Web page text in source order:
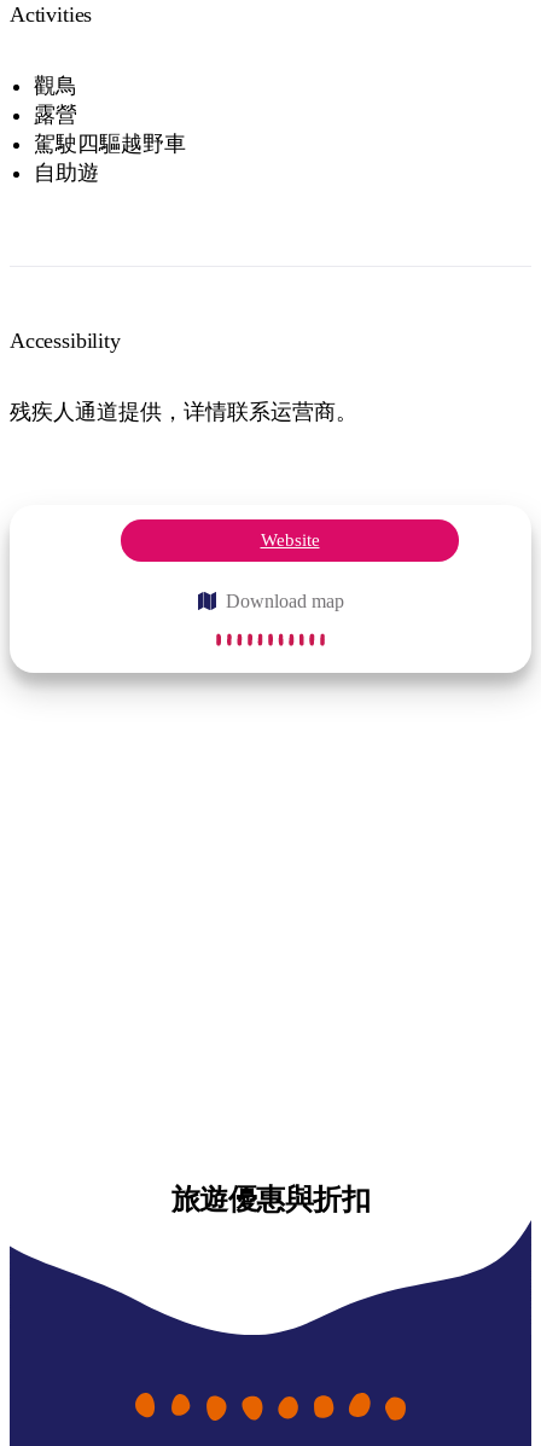
Activities
觀鳥
露營
駕駛四驅越野車
自助遊
Accessibility
残疾人通道提供，详情联系运营商。
Website
Download map
旅遊優惠與折扣